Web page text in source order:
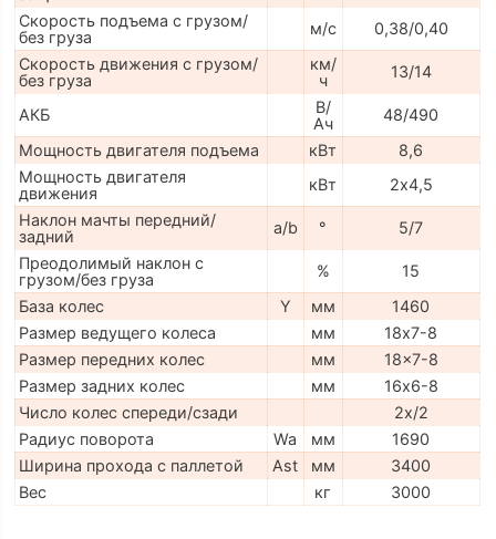
Скорость подъема с грузом/
без груза
м/с
0,38/0,40
Скорость движения с грузом/
без груза
км/
ч
13/14
АКБ
В/
Ач
48/490
Мощность двигателя подъема
кВт
8,6
Мощность двигателя
движения
кВт
2х4,5
Наклон мачты передний/
задний
a/b °
5/7
Преодолимый наклон с
грузом/без груза
%
15
База колес
Y мм
1460
Размер ведущего колеса
мм
18х7-8
Размер передних колес
мм
18x7-8
Размер задних колес
мм
16х6-8
Число колес спереди/сзади
2x/2
Радиус поворота
Wa мм
1690
Ширина прохода с паллетой
Ast мм
3400
Вес
кг 3000